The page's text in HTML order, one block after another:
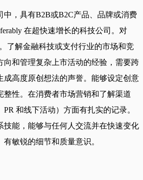
中，具有B2B或B2C产品、品牌或消费
在超快速增长的科技公司。对
了解金融科技或支付行业的市场和竞
向和管理复杂上市活动的经验，需要跨
成高度原创想法的声誉。能够设定创意
整性。在消费者市场营销和了解渠道
PR 和线下活动）方面有扎实的记录。
技能，能够与任何人交流并在快速变化
敏锐的细节和质量意识。